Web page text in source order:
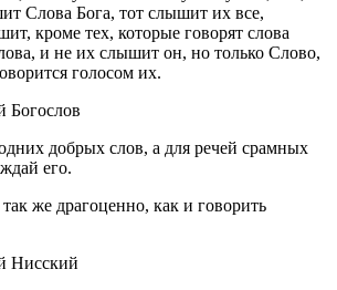
Слова Бога, тот слышит их все,
кроме тех, которые говорят слова
и не их слышит он, но только Слово,
голосом их.
Богослов
добрых слов, а для речей срамных
его.
же драгоценно, как и говорить
Нисский